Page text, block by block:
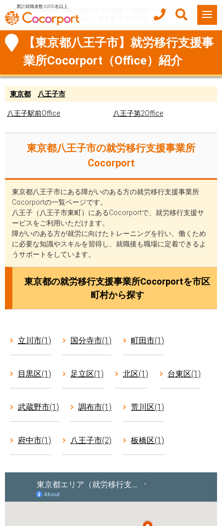
累計就職者数 6,000名以上
ココルポート(就労移行支援・定着支援/自立訓練/計画相談) HOME
就労移行支援事業所（Office）紹介
【東京都八王子市】就労移行支援事
業所Cocorport（Office）紹介
東京都 八王子市
八王子駅前Office 八王子第2Office
東京都八王子市の就労移行支援事業所
Cocorport
東京都八王子市にある障がいのある方の就労移行支援事業所
Cocorportの一覧ページです。
八王子（八王子市東町）にあるCocorportで、就労移行支援サ
ービスをご利用いただけます。
障がいのある方が就労に向けたトレーニングを行い、働くため
に必要な知識やスキルを習得し、就職後も職場に定着できるよ
うサポートをしています。
東京都の就労移行支援事業所Cocorportを市区
町村から探す
立川市(1) 国分寺市(1) 町田市(1)
目黒区(1) 足立区(1) 北区(1) 台東区(1)
武蔵野市(1) 調布市(1) 荒川区(1)
府中市(1) 八王子市(2) 板橋区(1)